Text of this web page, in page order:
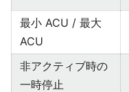
最小 ACU / 最大
ACU
非アクティブ時の
一時停止